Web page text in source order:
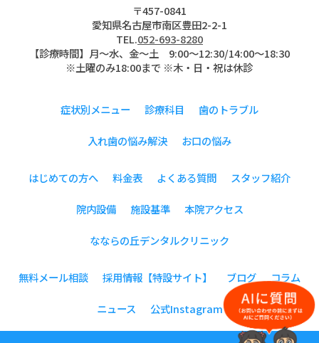
〒457-0841
愛知県名古屋市南区豊田2-2-1
TEL.052-693-8280
【診療時間】月〜水、金～土 9:00〜12:30/14:00～18:30
※土曜のみ18:00まで ※木・日・祝は休診
症状別メニュー 診療科目 歯のトラブル
入れ歯の悩み解決 お口の悩み
はじめての方へ 料金表 よくある質問 スタッフ紹介
院内設備 施設基準 本院アクセス
なならの丘デンタルクリニック
無料メール相談 採用情報【特設サイト】 ブログ コラム
ニュース 公式Instagram